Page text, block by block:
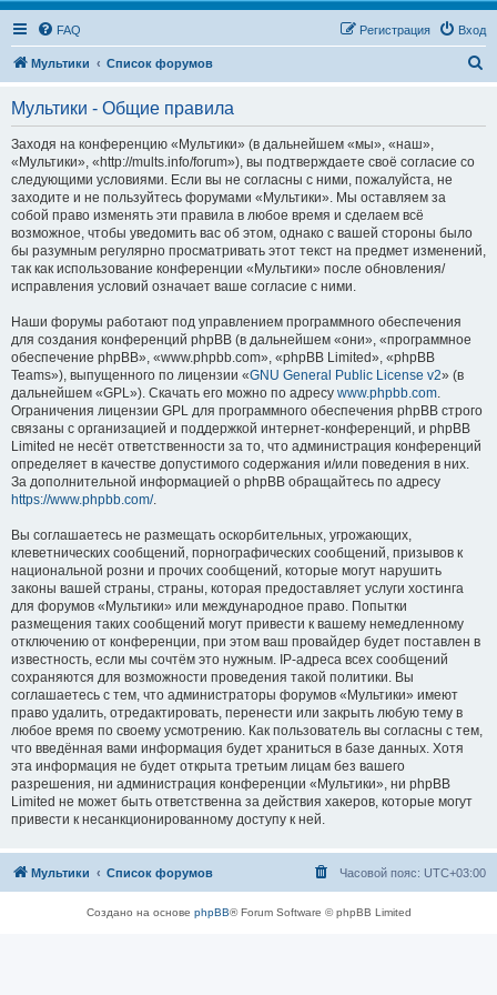
FAQ Вход
Регистрация
Мультики Список форумов
Мультики - Общие правила
Заходя на конференцию «Мультики» (в дальнейшем «мы», «наш»,
«Мультики», «http://mults.info/forum»), вы подтверждаете своё согласие со
следующими условиями. Если вы не согласны с ними, пожалуйста, не
заходите и не пользуйтесь форумами «Мультики». Мы оставляем за
собой право изменять эти правила в любое время и сделаем всё
возможное, чтобы уведомить вас об этом, однако с вашей стороны было
бы разумным регулярно просматривать этот текст на предмет изменений,
так как использование конференции «Мультики» после обновления/
исправления условий означает ваше согласие с ними.
Наши форумы работают под управлением программного обеспечения
для создания конференций phpBB (в дальнейшем «они», «программное
обеспечение phpBB», «www.phpbb.com», «phpBB Limited», «phpBB
Teams»), выпущенного по лицензии «GNU General Public License v2» (в
дальнейшем «GPL»). Скачать его можно по адресу www.phpbb.com.
Ограничения лицензии GPL для программного обеспечения phpBB строго
связаны с организацией и поддержкой интернет-конференций, и phpBB
Limited не несёт ответственности за то, что администрация конференций
определяет в качестве допустимого содержания и/или поведения в них.
За дополнительной информацией о phpBB обращайтесь по адресу
https://www.phpbb.com/.
Вы соглашаетесь не размещать оскорбительных, угрожающих,
клеветнических сообщений, порнографических сообщений, призывов к
национальной розни и прочих сообщений, которые могут нарушить
законы вашей страны, страны, которая предоставляет услуги хостинга
для форумов «Мультики» или международное право. Попытки
размещения таких сообщений могут привести к вашему немедленному
отключению от конференции, при этом ваш провайдер будет поставлен в
известность, если мы сочтём это нужным. IP-адреса всех сообщений
сохраняются для возможности проведения такой политики. Вы
соглашаетесь с тем, что администраторы форумов «Мультики» имеют
право удалить, отредактировать, перенести или закрыть любую тему в
любое время по своему усмотрению. Как пользователь вы согласны с тем,
что введённая вами информация будет храниться в базе данных. Хотя
эта информация не будет открыта третьим лицам без вашего
разрешения, ни администрация конференции «Мультики», ни phpBB
Limited не может быть ответственна за действия хакеров, которые могут
привести к несанкционированному доступу к ней.
Мультики Список форумов Часовой пояс: UTC+03:00
Создано на основе phpBB® Forum Software © phpBB Limited